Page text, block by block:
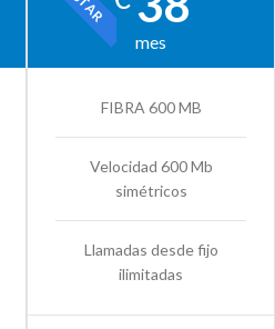
mes
FIBRA 600 MB
Velocidad 600 Mb
simétricos
Llamadas desde fijo
ilimitadas